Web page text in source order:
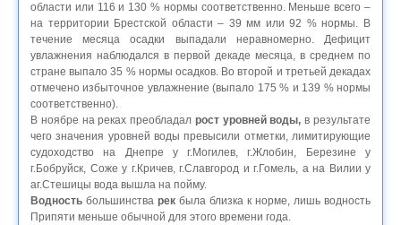
области или 116 и 130 % нормы соответственно. Меньше всего –
на территории Брестской области – 39 мм или 92 % нормы. В
течение месяца осадки выпадали неравномерно. Дефицит
увлажнения наблюдался в первой декаде месяца, в среднем по
стране выпало 35 % нормы осадков. Во второй и третьей декадах
отмечено избыточное увлажнение (выпало 175 % и 139 % нормы
соответственно).
В ноябре на реках преобладал рост уровней воды, в результате
чего значения уровней воды превысили отметки, лимитирующие
судоходство на Днепре у г.Могилев, г.Жлобин, Березине у
г.Бобруйск, Соже у г.Кричев, г.Славгород и г.Гомель, а на Вилии у
аг.Стешицы вода вышла на пойму.
Водность большинства рек была близка к норме, лишь водность
Припяти меньше обычной для этого времени года.